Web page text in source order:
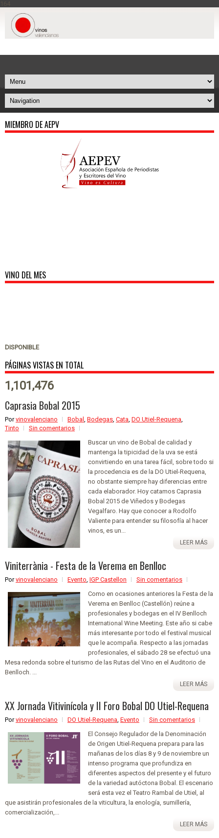
164
MIEMBRO DE AEPV
VINO DEL MES
DISPONIBLE
PÁGINAS VISTAS EN TOTAL
1,101,476
Caprasia Bobal 2015
Porvinovalenciano Bobal Bodegas Cata DO Utiel-Requena
Tinto
Sin comentarios
Buscar un vino de Bobal de calidad y
mantenga la tipicidad de la uva se está
convirtiendo en una tarea fácil, sobre todo si
la procedencia es de la DO Utiel-Requena,
no obstante siempre hay diferencias entre
cada elaborador. Hoy catamos Caprasia
Bobal 2015 de Viñedos y Bodegas
Vegalfaro. Hay que conocer a Rodolfo
Valiente para entender su filosofía al hacer
vinos, es un...
LEER MÁS
Viniterrània - Festa de la Verema en Benlloc
Porvinovalenciano Evento, IGP Castellon
Sin comentarios
Como en ocasiones anteriores la Festa de la
Verema en Benlloc (Castellón) reúne a
profesionales y bodegas en el IV Benlloch
International Wine Meeting. Este año si cabe
más interesante por todo el festival musical
que le acompaña. Respecto a las jornadas
profesionales, el sábado 28 se efectuó una
Mesa redonda sobre el turismo de las Rutas del Vino en el Auditorio de
Benlloch. ...
LEER MÁS
XX Jornada Vitivinícola y II Foro Bobal DO Utiel-Requena
Porvinovalenciano DO Utiel-Requena, Evento
Sin comentarios
El Consejo Regulador de la Denominación
de Origen Utiel-Requena prepara para las
mañanas de los días 8 y 9 de noviembre un
intenso programa que profundiza en
diferentes aspectos del presente y el futuro
de la variedad autóctona Bobal. El escenario
será esta vez el Teatro Rambal de Utiel, al
que asistirán profesionales de la viticultura, la enología, sumillería,
comercialización,...
LEER MÁS